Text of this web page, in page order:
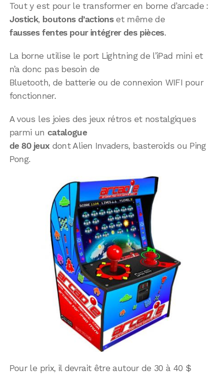
Tout y est pour le transformer en borne d’arcade :
Jostick, boutons d’actionset même de
fausses fentes pour intégrer des pièces.
La borne utilise le port Lightning de l’iPad mini et
n’a donc pas besoin de
Bluetooth, de batterie ou de connexion WIFI pour
fonctionner.
A vous les joies des jeux rétros et nostalgiques
parmi un catalogue
de 80 jeuxdont Alien Invaders, basteroids ou Ping
Pong.
Pour le prix, il devrait être autour de 30 à 40 $